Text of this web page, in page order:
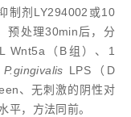
制剂LY294002或10
预处理30min后，分
Wnt5a（B组）、1
P.gingivalis LPS（D
、无刺激的阴性对
平，方法同前。